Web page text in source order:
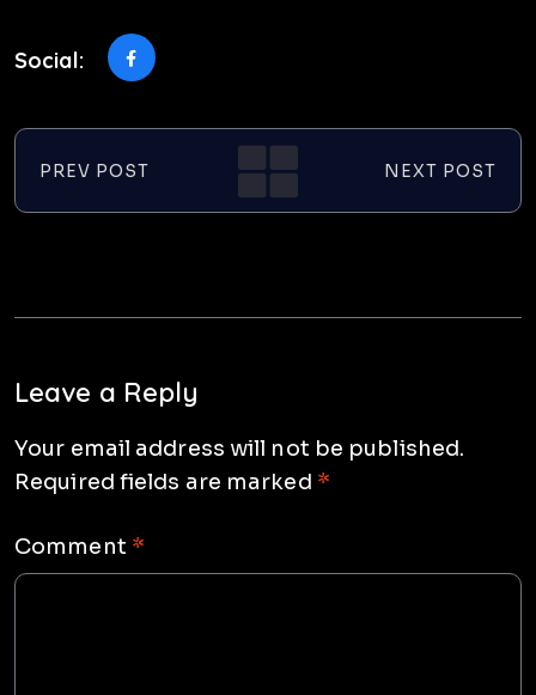
Social:
PREV POST NEXT POST
Leave a Reply
Your email address will not be published.
Required fields are marked *
Comment *